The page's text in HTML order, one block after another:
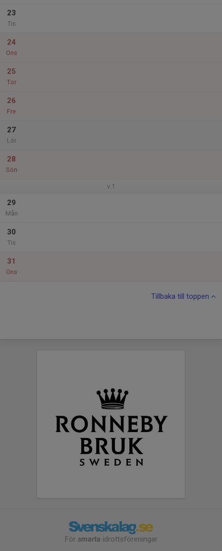
23
Tis
24
Ons
25
Tor
26
Fre
27
Lör
28
Sön
v.1
29
Mån
30
Tis
31
Ons
Tillbaka till toppen
För smarta idrottsföreningar